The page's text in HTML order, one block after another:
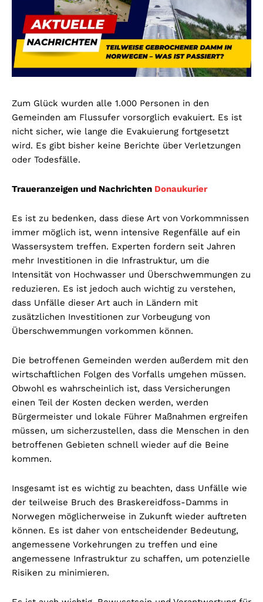
Zum Glück wurden alle 1.000 Personen in den
Gemeinden am Flussufer vorsorglich evakuiert. Es ist
nicht sicher, wie lange die Evakuierung fortgesetzt
wird. Es gibt bisher keine Berichte über Verletzungen
oder Todesfälle.
Traueranzeigen und Nachrichten Donaukurier
Es ist zu bedenken, dass diese Art von Vorkommnissen
immer möglich ist, wenn intensive Regenfälle auf ein
Wassersystem treffen. Experten fordern seit Jahren
mehr Investitionen in die Infrastruktur, um die
Intensität von Hochwasser und Überschwemmungen zu
reduzieren. Es ist jedoch auch wichtig zu verstehen,
dass Unfälle dieser Art auch in Ländern mit
zusätzlichen Investitionen zur Vorbeugung von
Überschwemmungen vorkommen können.
Die betroffenen Gemeinden werden außerdem mit den
wirtschaftlichen Folgen des Vorfalls umgehen müssen.
Obwohl es wahrscheinlich ist, dass Versicherungen
einen Teil der Kosten decken werden, werden
Bürgermeister und lokale Führer Maßnahmen ergreifen
müssen, um sicherzustellen, dass die Menschen in den
betroffenen Gebieten schnell wieder auf die Beine
kommen.
Insgesamt ist es wichtig zu beachten, dass Unfälle wie
der teilweise Bruch des Braskereidfoss-Damms in
Norwegen möglicherweise in Zukunft wieder auftreten
können. Es ist daher von entscheidender Bedeutung,
angemessene Vorkehrungen zu treffen und eine
angemessene Infrastruktur zu schaffen, um potenzielle
Risiken zu minimieren.